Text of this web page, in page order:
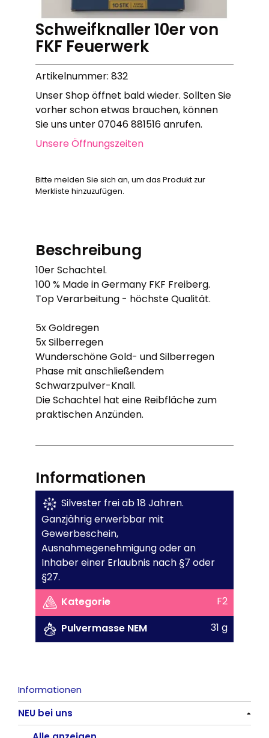
Schweifknaller 10er von
FKF Feuerwerk
Artikelnummer: 832
Unser Shop öffnet bald wieder. Sollten Sie
vorher schon etwas brauchen, können
Sie uns unter 07046 881516 anrufen.
Unsere Öffnungszeiten
Bitte melden Sie sich an, um das Produkt zur
Merkliste hinzuzufügen.
Beschreibung
10er Schachtel.
100 % Made in Germany FKF Freiberg.
Top Verarbeitung - höchste Qualität.
5x Goldregen
5x Silberregen
Wunderschöne Gold- und Silberregen
Phase mit anschließendem
Schwarzpulver-Knall.
Die Schachtel hat eine Reibfläche zum
praktischen Anzünden.
Informationen
Silvester frei ab 18 Jahren.
Ganzjährig erwerbbar mit
Gewerbeschein,
Ausnahmegenehmigung oder an
Inhaber einer Erlaubnis nach §7 oder
§27.
Kategorie
F2
Pulvermasse NEM
31 g
Informationen
NEU bei uns